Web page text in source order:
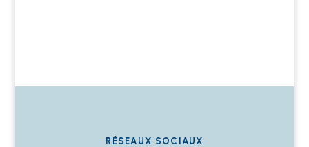
RÉSEAUX SOCIAUX